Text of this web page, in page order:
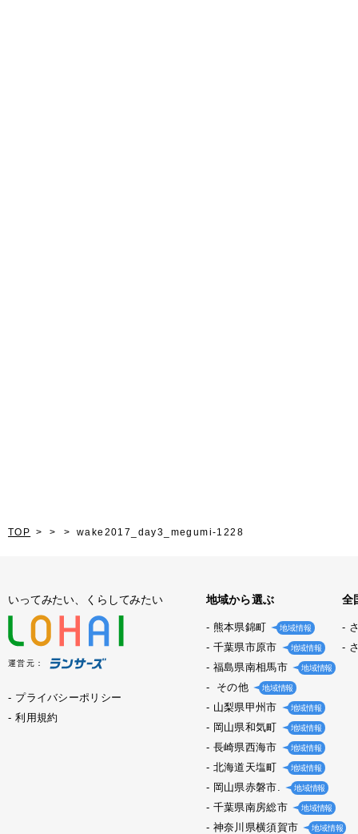
TOP wake2017_day3_megumi-1228
いってみたい、くらしてみたい
運営元：
プライバシーポリシー
利用規約
地域から選ぶ
熊本県錦町 地域情報
千葉県市原市 地域情報
福島県南相馬市 地域情報
その他 地域情報
山梨県甲州市 地域情報
岡山県和気町 地域情報
長崎県西海市 地域情報
北海道天塩町 地域情報
岡山県赤磐市. 地域情報
千葉県南房総市 地域情報
神奈川県横須賀市 地域情報
全